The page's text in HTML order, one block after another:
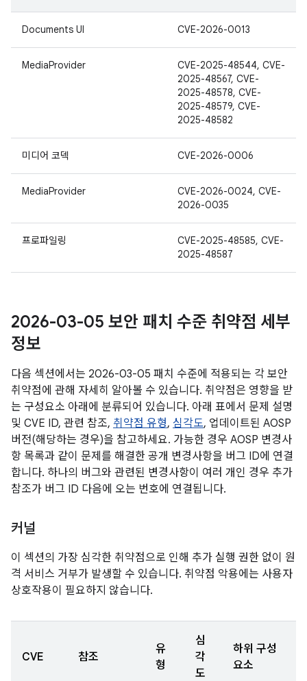
Documents UI CVE-2026-0013
MediaProvider
CVE-2025-48544, CVE-
2025-48567, CVE-
2025-48578, CVE-
2025-48579, CVE-
2025-48582
미디어 코덱 CVE-2026-0006
MediaProvider
CVE-2026-0024, CVE-
2026-0035
프로파일링
CVE-2025-48585, CVE-
2025-48587
2026-03-05 보안 패치 수준 취약점 세부
정보
다음 섹션에서는 2026-03-05 패치 수준에 적용되는 각 보안
취약점에 관해 자세히 알아볼 수 있습니다. 취약점은 영향을 받
는 구성요소 아래에 분류되어 있습니다. 아래 표에서 문제 설명
및 CVE ID, 관련 참조, 취약점 유형, 심각도, 업데이트된 AOSP
버전(해당하는 경우)을 참고하세요. 가능한 경우 AOSP 변경사
항 목록과 같이 문제를 해결한 공개 변경사항을 버그 ID에 연결
합니다. 하나의 버그와 관련된 변경사항이 여러 개인 경우 추가
참조가 버그 ID 다음에 오는 번호에 연결됩니다.
커널
이 섹션의 가장 심각한 취약점으로 인해 추가 실행 권한 없이 원
격 서비스 거부가 발생할 수 있습니다. 취약점 악용에는 사용자
상호작용이 필요하지 않습니다.
CVE 참조
유
형
심
각
도
하위 구성
요소